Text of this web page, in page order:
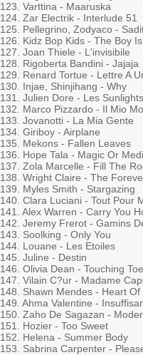
123. Varttina - Maaruska
124. Zar Electrik - Interlude 51
125. Pellegrino, Zodyaco -
126. Kidz Bop Kids - The Boy
127. Joan Thiele - L'invisibile
128. Rigoberta Bandini - Jajaja
129. Renard Tortue - Lettre A
130. Injae, Shinjihang - Why
131. Julien Dore - Les
132. Marco Pizzardo - Il Mio
133. Jovanotti - La Mia Gente
134. Giriboy - Airplane
135. Mekons - Fallen Leaves
136. Hope Tala - Magic Or
137. Zola Marcelle - Fill The
138. Wright Claire - The
139. Myles Smith - Stargazing
140. Clara Luciani - Tout Pour
141. Alex Warren - Carry You
142. Jeremy Frerot - Gamins
143. Soolking - Only You
144. Louane - Les Etoiles
145. Juline - Destin
146. Olivia Dean - Touching
147. Vilain C?ur - Madame
148. Shawn Mendes - Heart Of
149. Ahma Valentine -
150. Zaho De Sagazan -
151. Hozier - Too Sweet
152. Helena - Summer Body
153. Sabrina Carpenter -